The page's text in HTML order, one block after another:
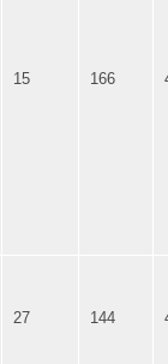
15 166
27 144